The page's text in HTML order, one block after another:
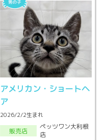
アメリカン・ショートヘ
ア
2026/2/2生まれ
販売店
ペッツワン大利根
店